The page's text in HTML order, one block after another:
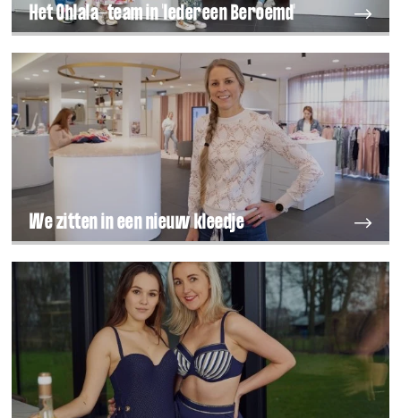
Het Ohlala-team in 'Iedereen Beroemd'
We zitten in een nieuw kleedje